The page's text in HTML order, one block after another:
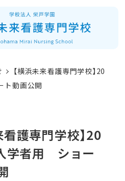
【横浜未来看護専門学校】20
動画公開
看護専門学校】20
学者用 ショー